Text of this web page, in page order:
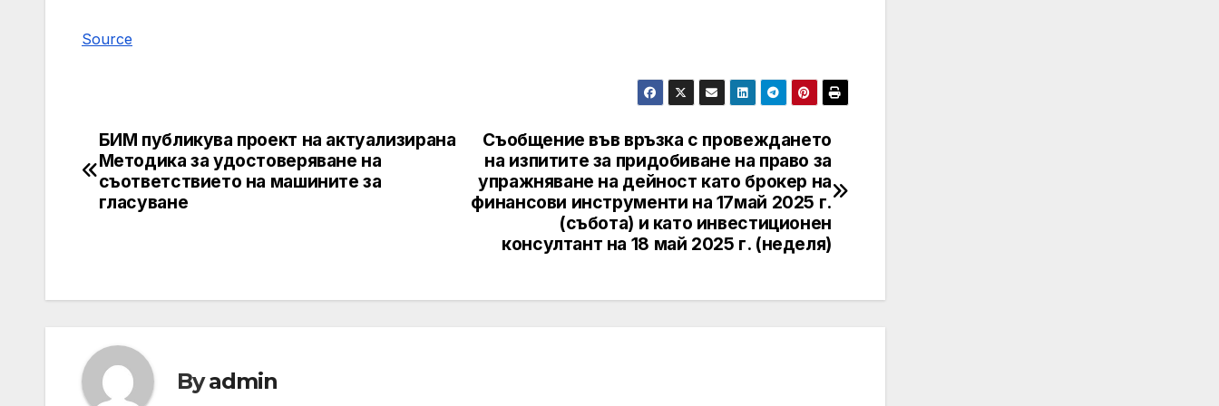
Source
Post
navigation
Съобщение във връзка с провеждането
на изпитите за придобиване на право за
упражняване на дейност като брокер на
финансови инструменти на 17май 2025 г.
(събота) и като инвестиционен
консултант на 18 май 2025 г. (неделя)
БИМ публикува проект на актуализирана
Методика за удостоверяване на
съответствието на машините за
гласуване
Byadmin